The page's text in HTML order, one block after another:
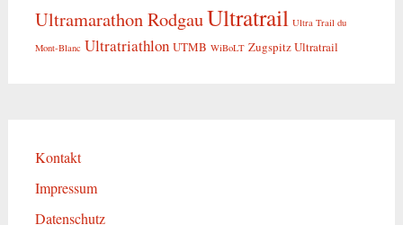
Ultramarathon RodgauUltratrail Ultra Trail du
Mont-Blanc Ultratriathlon UTMB WiBoLT Zugspitz Ultratrail
Kontakt
Impressum
Datenschutz